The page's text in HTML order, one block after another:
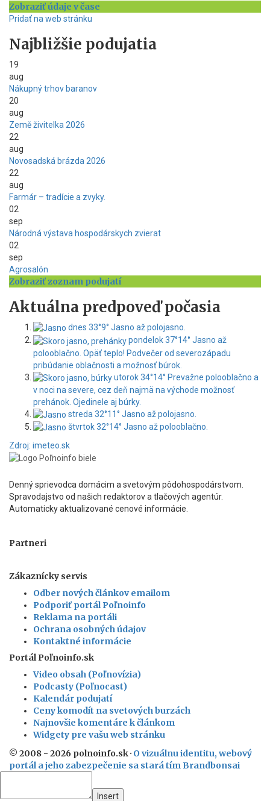
Zobraziť údaje v čase
Pridať na web stránku
Najbližšie podujatia
19
aug
Nákupný trhov baranov
20
aug
Země živitelka 2026
22
aug
Novosadská brázda 2026
22
aug
Farmár – tradície a zvyky.
02
sep
Národná výstava hospodárskych zvierat
02
sep
Agrosalón
Zobraziť zoznam podujatí
Aktuálna predpoveď počasia
dnes 33°9° Jasno až polojasno.
pondelok37°14° Jasno až
polooblačno. Opäť teplo! Podvečer od severozápadu
pribúdanie oblačnosti a možnosť búrok.
utorok34°14° Prevažne polooblačno a
v noci na severe, cez deň najmä na východe možnosť
prehánok. Ojedinele aj búrky.
streda 32°11° Jasno až polojasno.
štvrtok32°14° Jasno až polooblačno.
Zdroj: imeteo.sk
Denný sprievodca domácim a svetovým pôdohospodárstvom.
Spravodajstvo od našich redaktorov a tlačových agentúr.
Automaticky aktualizované cenové informácie.
Partneri
Zákaznícky servis
Odber nových článkov emailom
Podporiť portál Poľnoinfo
Reklama na portáli
Ochrana osobných údajov
Kontaktné informácie
Portál Poľnoinfo.sk
Video obsah (Poľnovízia)
Podcasty (Poľnocast)
Kalendár podujatí
Ceny komodít na svetových burzách
Najnovšie komentáre k článkom
Widgety pre vašu web stránku
© 2008 - 2026 polnoinfo.sk · O vizuálnu identitu, webový
portál a jeho zabezpečenie sa stará tím Brandbonsai
Insert